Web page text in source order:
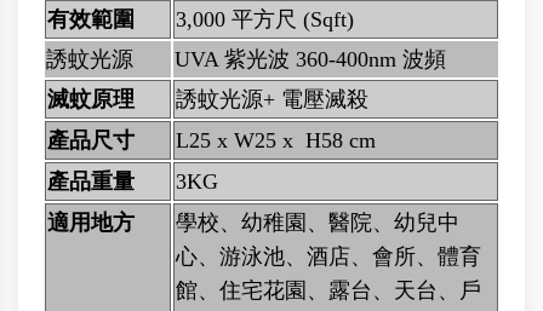
有效範圍
3,000 平方尺 (Sqft)
誘蚊光源
UVA 紫光波 360-400nm 波頻
滅蚊原理
誘蚊光源+ 電壓滅殺
產品尺寸
L25 x W25 x H58 cm
產品重量
3KG
適用地方
學校、幼稚園、醫院、幼兒中
心、游泳池、酒店、會所、體育
館、住宅花園、露台、天台、戶